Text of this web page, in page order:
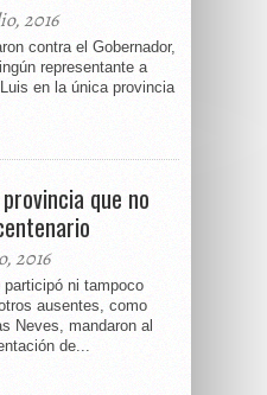
2016
contra el Gobernador,
representante a
en la única provincia
que no
2016
ni tampoco
ausentes, como
Neves, mandaron al
de...